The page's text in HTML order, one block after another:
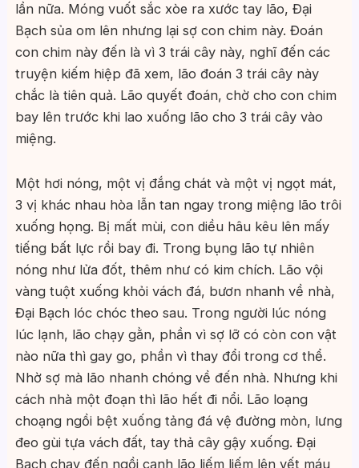
lần nữa. Móng vuốt sắc xòe ra xước tay lão, Đại
Bạch sủa om lên nhưng lại sợ con chim này. Đoán
con chim này đến là vì 3 trái cây này, nghĩ đến các
truyện kiếm hiệp đã xem, lão đoán 3 trái cây này
chắc là tiên quả. Lão quyết đoán, chờ cho con chim
bay lên trước khi lao xuống lão cho 3 trái cây vào
miệng.
Một hơi nóng, một vị đắng chát và một vị ngọt mát,
3 vị khác nhau hòa lẫn tan ngay trong miệng lão trôi
xuống họng. Bị mất mùi, con diều hâu kêu lên mấy
tiếng bất lực rồi bay đi. Trong bụng lão tự nhiên
nóng như lửa đốt, thêm như có kim chích. Lão vội
vàng tuột xuống khỏi vách đá, bươn nhanh về nhà,
Đại Bạch lóc chóc theo sau. Trong người lúc nóng
lúc lạnh, lão chạy gằn, phần vì sợ lỡ có còn con vật
nào nữa thì gay go, phần vì thay đổi trong cơ thể.
Nhờ sợ mà lão nhanh chóng về đến nhà. Nhưng khi
cách nhà một đoạn thì lão hết đi nổi. Lão loạng
choạng ngồi bệt xuống tảng đá vệ đường mòn, lưng
đeo gùi tựa vách đất, tay thả cây gậy xuống. Đại
Bạch chạy đến ngồi cạnh lão liếm liếm lên vết máu